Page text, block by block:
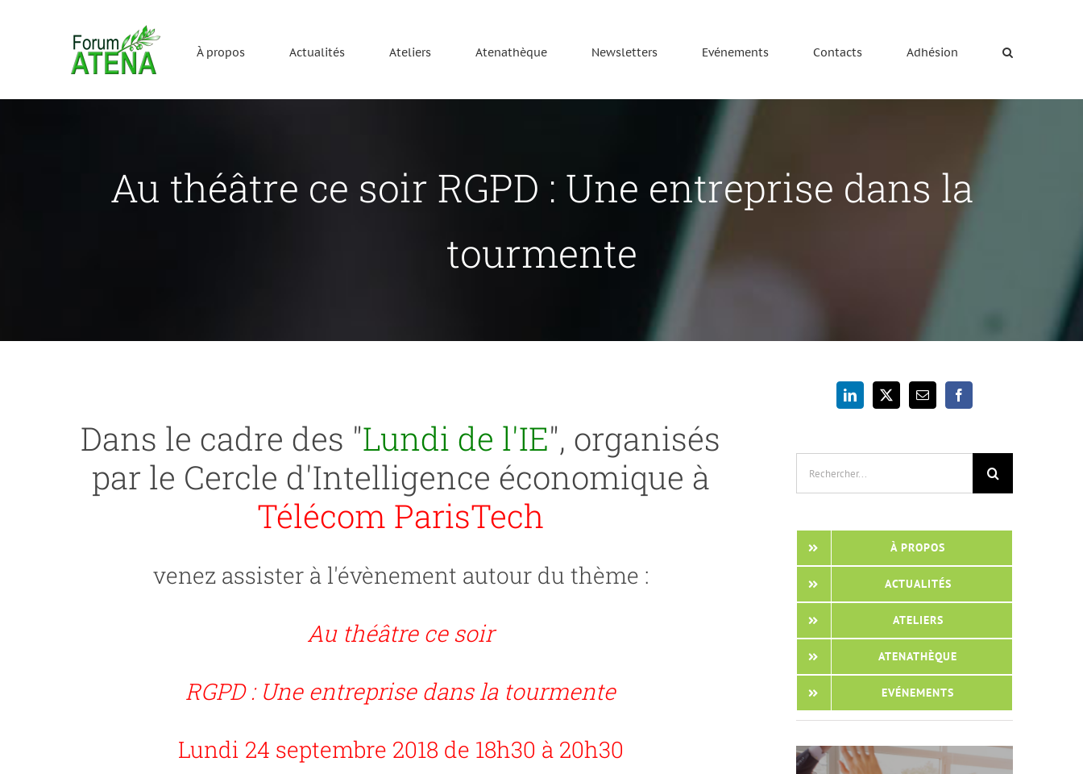
À propos Actualités Ateliers Atenathèque Newsletters Evénements Contacts Adhésion
Au théâtre ce soir RGPD : Une entreprise dans la
tourmente
Dans le cadre des "Lundi de l'IE", organisés
par le Cercle d'Intelligence économique à
Télécom ParisTech
venez assister à l'évènement autour du thème :
Au théâtre ce soir
RGPD : Une entreprise dans la tourmente
Lundi 24 septembre 2018 de 18h30 à 20h30
À PROPOS
ACTUALITÉS
ATELIERS
ATENATHÈQUE
EVÉNEMENTS